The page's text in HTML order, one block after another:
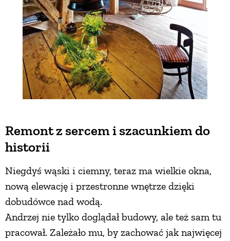
Remont z sercem i szacunkiem do
historii
Niegdyś wąski i ciemny, teraz ma wielkie okna,
nową elewację i przestronne wnętrze dzięki
dobudówce nad wodą.
Andrzej nie tylko doglądał budowy, ale też sam tu
pracował. Zależało mu, by zachować jak najwięcej